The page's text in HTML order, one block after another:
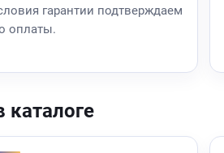
гарантии подтверждаем
оплаты.